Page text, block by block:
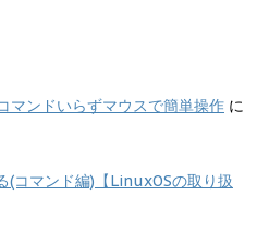
ンドいらずマウスで簡単操作 に
コマンド編)【LinuxOSの取り扱